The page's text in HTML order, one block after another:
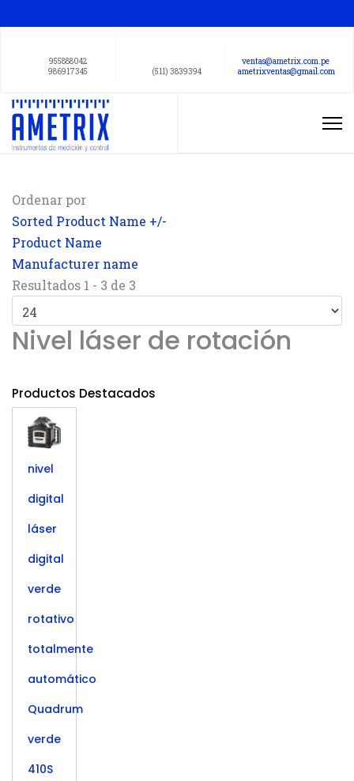
955888042
986917345
(511) 3839394
ventas@ametrix.com.pe
ametrixventas@gmail.com
Ordenar por
Sorted Product Name +/-
Product Name
Manufacturer name
Resultados 1 - 3 de 3
Nivel láser de rotación
Productos Destacados
nivel
digital
láser
digital
verde
rotativo
totalmente
automático
Quadrum
verde
410S